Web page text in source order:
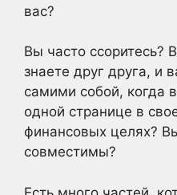
вас?
Вы часто ссоритесь?
знаете друг друга, и
самими собой, когда
одной странице в
финансовых целях?
совместимы?